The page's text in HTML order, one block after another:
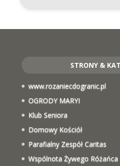
STRONY &
www.rozaniecdogranic.pl
OGRODY MARYI
Klub Seniora
Domowy Kościół
Parafialny Zespół Caritas
Wspólnota Żywego Różańca